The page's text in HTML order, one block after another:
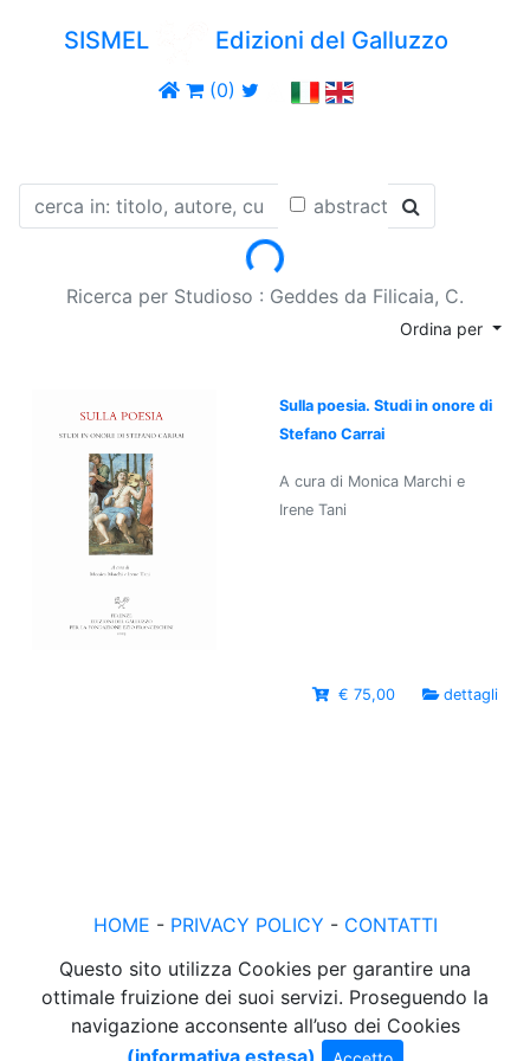
SISMEL Edizioni del Galluzzo
(0)
abstract
Loading...
Ricerca per Studioso : Geddes da Filicaia, C.
Ordina per
Sulla poesia. Studi in onore di
Stefano Carrai
A cura di Monica Marchi e
Irene Tani
€ 75,00 dettagli
HOME - PRIVACY POLICY - CONTATTI
Questo sito utilizza Cookies per garantire una
ottimale fruizione dei suoi servizi. Proseguendo la
navigazione acconsente all’uso dei Cookies
(informativa estesa)